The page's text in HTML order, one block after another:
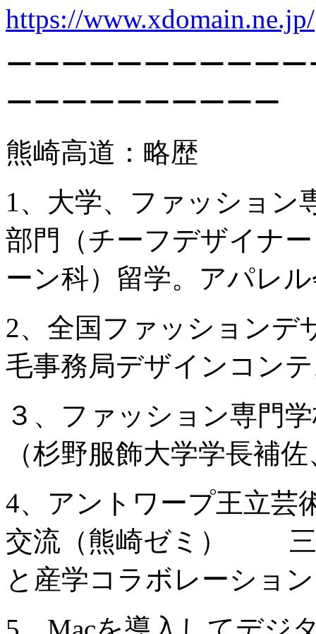
https://www.xdomain.ne.jp/
ーーーーーーーーーー
ーーーーーーーーーー
熊崎高道：略歴
1、大学、ファッション
部門（チーフデザイナ
ーン科）留学。アパレ
2、全国ファッションデ
毛事務局デザインコン
３、ファッション専門
（杉野服飾大学学長補
4、アントワープ王立芸
交流（熊崎ゼミ） 三
と産学コラボレーショ